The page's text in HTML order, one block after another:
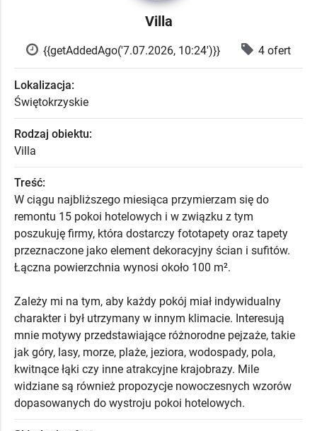
Villa
{{getAddedAgo('7.07.2026, 10:24')}} 4 ofert
Lokalizacja:
Świętokrzyskie
Rodzaj obiektu:
Villa
Treść:
W ciągu najbliższego miesiąca przymierzam się do
remontu 15 pokoi hotelowych i w związku z tym
poszukuję firmy, która dostarczy fototapety oraz tapety
przeznaczone jako element dekoracyjny ścian i sufitów.
Łączna powierzchnia wynosi około 100 m².
Zależy mi na tym, aby każdy pokój miał indywidualny
charakter i był utrzymany w innym klimacie. Interesują
mnie motywy przedstawiające różnorodne pejzaże, takie
jak góry, lasy, morze, plaże, jeziora, wodospady, pola,
kwitnące łąki czy inne atrakcyjne krajobrazy. Mile
widziane są również propozycje nowoczesnych wzorów
dopasowanych do wystroju pokoi hotelowych.